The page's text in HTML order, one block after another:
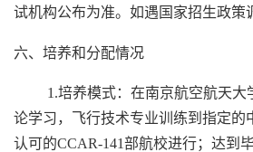
试机构公布为准。如遇国家招生政策
六、培养和分配情况
1.培养模式：在南京航空航天大
论学习，飞行技术专业训练到指定的
认可的CCAR-141部航校进行；达到